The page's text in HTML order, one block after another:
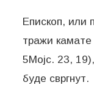
Епископ, или
тражи
5Мојс. 23,
буде свргнут.